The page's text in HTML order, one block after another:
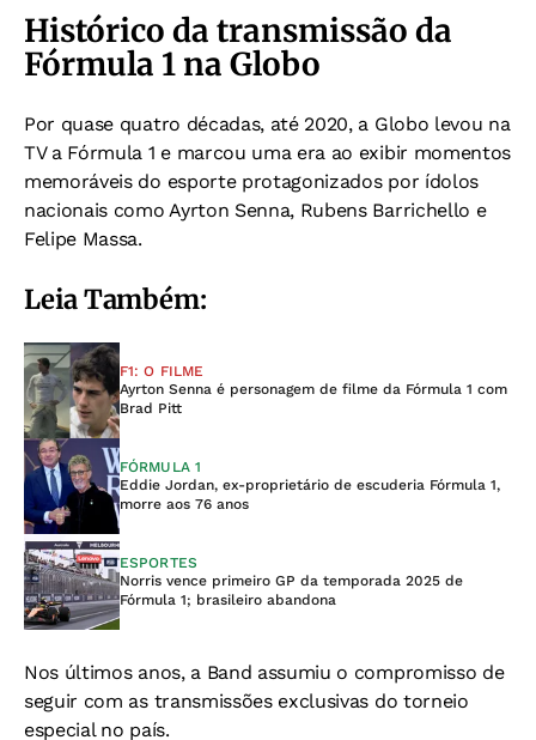
Histórico da transmissão da
Fórmula 1 na Globo
Por quase quatro décadas, até 2020, a Globo levou na
TV a Fórmula 1 e marcou uma era ao exibir momentos
memoráveis do esporte protagonizados por ídolos
nacionais como Ayrton Senna, Rubens Barrichello e
Felipe Massa.
Leia Também:
F1: O FILME
Ayrton Senna é personagem de filme da Fórmula 1 com
Brad Pitt
FÓRMULA 1
Eddie Jordan, ex-proprietário de escuderia Fórmula 1,
morre aos 76 anos
ESPORTES
Norris vence primeiro GP da temporada 2025 de
Fórmula 1; brasileiro abandona
Nos últimos anos, a Band assumiu o compromisso de
seguir com as transmissões exclusivas do torneio
especial no país.